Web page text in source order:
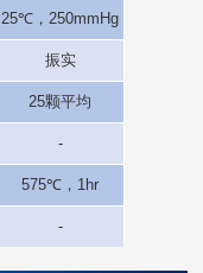
25℃，250mmHg
振实
25颗平均
-
575℃，1hr
-